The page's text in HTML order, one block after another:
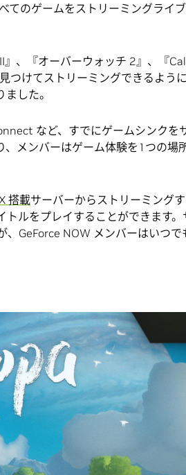
てのゲームをストリーミングライブ
、『オーバーウォッチ 2』、『
つけてストリーミングできるように
した。
など、すでにゲームシンクを
、メンバーはゲーム体験を1つの場
搭載サーバーからストリーミングす
ルをプレイすることができます。
GeForce NOW メンバーはいつで